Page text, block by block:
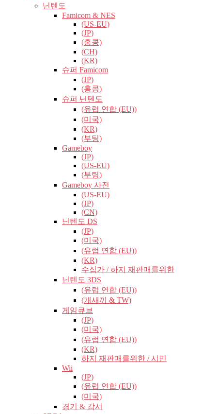
닌텐도
Famicom & NES
(US-EU)
(JP)
(홍콩)
(CH)
(KR)
슈퍼 Famicom
(JP)
(홍콩)
슈퍼 닌텐도
(유럽​​ 연합 (EU))
(미국)
(KR)
(부팅)
Gameboy
(JP)
(US-EU)
(부팅)
Gameboy 사전
(US-EU)
(JP)
(CN)
닌텐도 DS
(JP)
(미국)
(유럽​​ 연합 (EU))
(KR)
수집가 / 하지 재판매를위한
닌텐도 3DS
(유럽​​ 연합 (EU))
(개새끼 & TW)
게임큐브
(JP)
(미국)
(유럽​​ 연합 (EU))
(KR)
하지 재판매를위한 / 시민
Wii
(JP)
(유럽​​ 연합 (EU))
(미국)
경기 & 감시